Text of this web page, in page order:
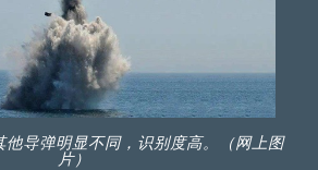
他导弹明显不同，识别度高。（网上图
片）